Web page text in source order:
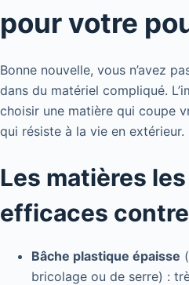
pour votre
Bonne nouvelle, vous n’avez
dans du matériel compliqué.
choisir une matière qui coupe
qui résiste à la vie en extérieur.
Les matières
efficaces
Bâche plastique épaisse
bricolage ou de serre) :